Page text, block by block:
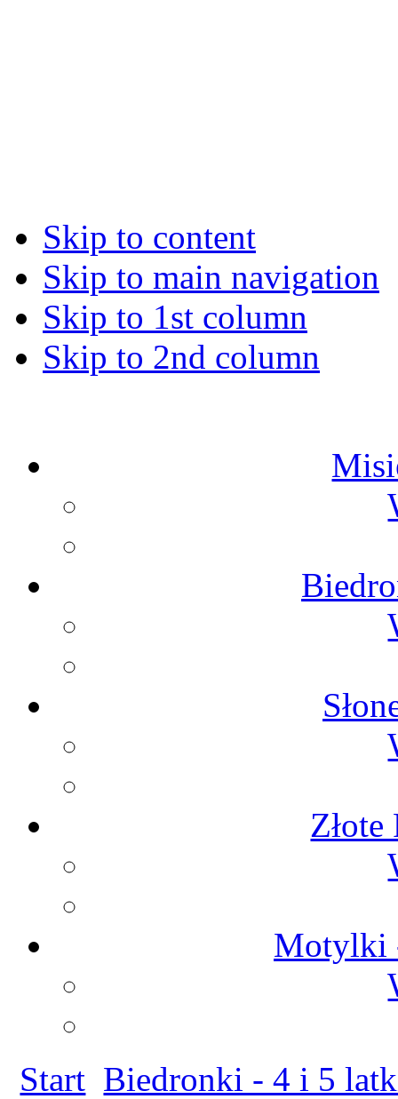
Skip to content
Skip to main navigation
Skip to 1st column
Skip to 2nd column
Motylki
Start Biedronki - 4 i 5